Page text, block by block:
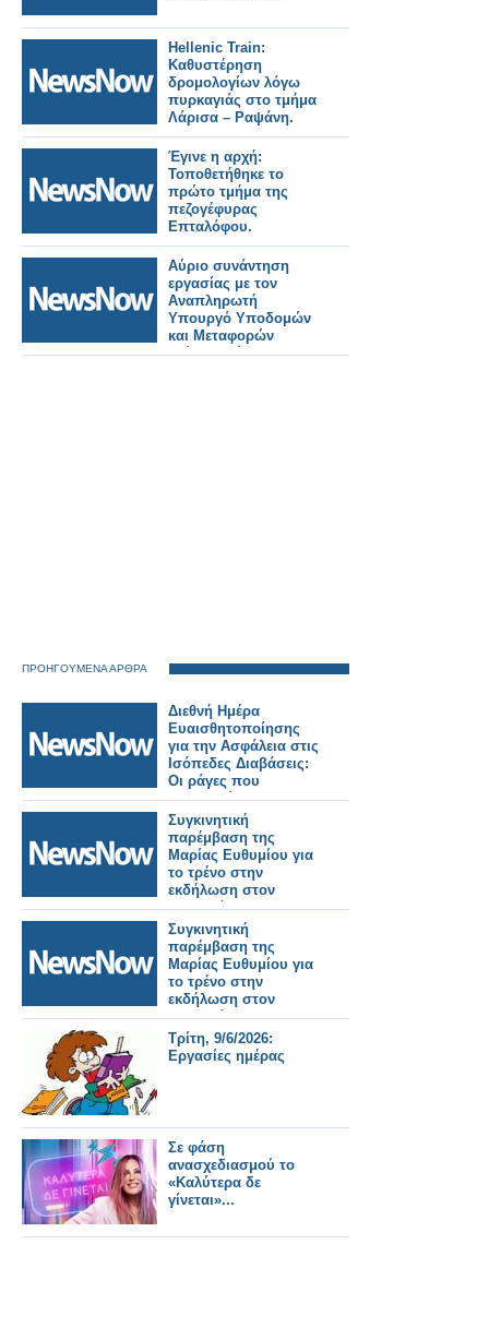
Hellenic Train:
Καθυστέρηση
δρομολογίων λόγω
πυρκαγιάς στο τμήμα
Λάρισα – Ραψάνη.
Έγινε η αρχή:
Τοποθετήθηκε το
πρώτο τμήμα της
πεζογέφυρας
Επταλόφου.
Αύριο συνάντηση
εργασίας με τον
Αναπληρωτή
Υπουργό Υποδομών
και Μεταφορών
Γιώργο Κώτσηρα θα
ΠΡΟΗΓΟΥΜΕΝΑ ΑΡΘΡΑ
Διεθνή Ημέρα
Ευαισθητοποίησης
για την Ασφάλεια στις
Ισόπεδες Διαβάσεις:
Οι ράγες που
συναντούν την
άσφαλτο κρύβουν
θανάσιμους
κινδύνους.
Συγκινητική
παρέμβαση της
Μαρίας Ευθυμίου για
το τρένο στην
εκδήλωση στον
κεντρικό
σιδηροδρομικό
σταθμό Καλαμάτας.
Συγκινητική
παρέμβαση της
Μαρίας Ευθυμίου για
το τρένο στην
εκδήλωση στον
κεντρικό
σιδηροδρομικό
σταθμό Καλαμάτας.
Τρίτη, 9/6/2026:
Εργασίες ημέρας
Σε φάση
ανασχεδιασμού το
«Καλύτερα δε
γίνεται»...